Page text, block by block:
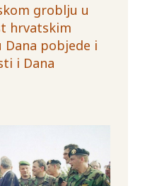
groblju u
hrvatskim
pobjede i
i Dana